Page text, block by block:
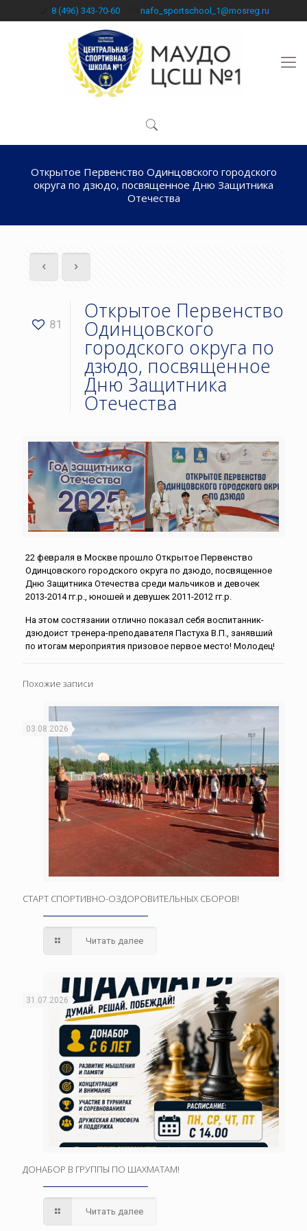
8 (496) 343-70-60 nafo_sportschool_1@mosreg.ru
Открытое Первенство Одинцовского городского
округа по дзюдо, посвященное Дню Защитника
Отечества
81
Открытое Первенство
Одинцовского
городского округа по
дзюдо, посвященное
Дню Защитника
Отечества
22 февраля в Москве прошло Открытое Первенство
Одинцовского городского округа по дзюдо, посвященное
Дню Защитника Отечества среди мальчиков и девочек
2013-2014 гг.р., юношей и девушек 2011-2012 гг.р.
На этом состязании отлично показал себя воспитанник-
дзюдоист тренера-преподавателя Пастуха В.П., занявший
по итогам мероприятия призовое первое место! Молодец!
Похожие записи
03.08.2026
СТАРТ СПОРТИВНО-ОЗДОРОВИТЕЛЬНЫХ СБОРОВ!
Читать далее
31.07.2026
ДОНАБОР В ГРУППЫ ПО ШАХМАТАМ!
Читать далее